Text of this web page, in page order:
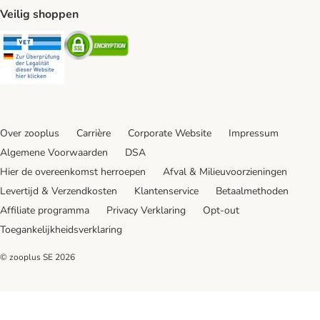
Veilig shoppen
Security Security
Over zooplus Carrière Corporate Website
Impressum
Algemene Voorwaarden
DSA
Hier de overeenkomst herroepen
Afval & Milieuvoorzieningen
Levertijd & Verzendkosten
Klantenservice
Betaalmethoden
Affiliate programma
Privacy Verklaring
Opt-out
Toegankelijkheidsverklaring
© zooplus SE 2026